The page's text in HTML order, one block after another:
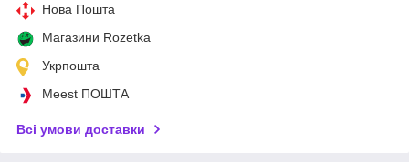
Нова Пошта
Магазини Rozetka
Укрпошта
Meest ПОШТА
Всі умови доставки